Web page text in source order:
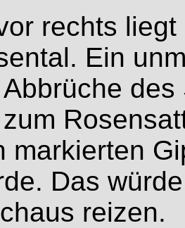
rechts
Ein
markierten
Das
reizen.